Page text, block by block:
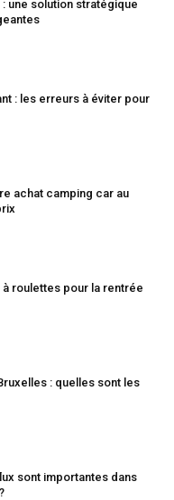
une solution stratégique
: les erreurs à éviter pour
achat camping car au
roulettes pour la rentrée
: quelles sont les
sont importantes dans